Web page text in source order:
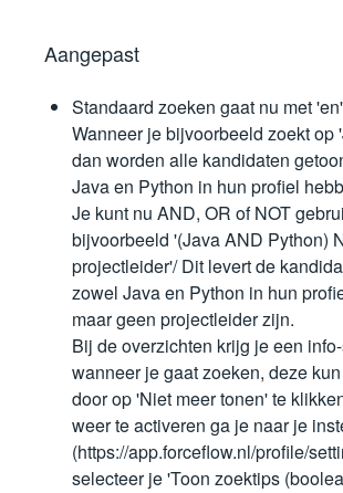
Aangepast
Standaard zoeken gaat nu met
Wanneer je bijvoorbeeld zoekt op
dan worden alle kandidaten
Java en Python in hun profiel
Je kunt nu AND, OR of NOT
bijvoorbeeld '(Java AND Python)
projectleider'/ Dit levert de
zowel Java en Python in hun
maar geen projectleider zijn.
Bij de overzichten krijg je een
wanneer je gaat zoeken, deze
door op 'Niet meer tonen' te
weer te activeren ga je naar je
(https://app.forceflow.nl/profile/
selecteer je 'Toon zoektips